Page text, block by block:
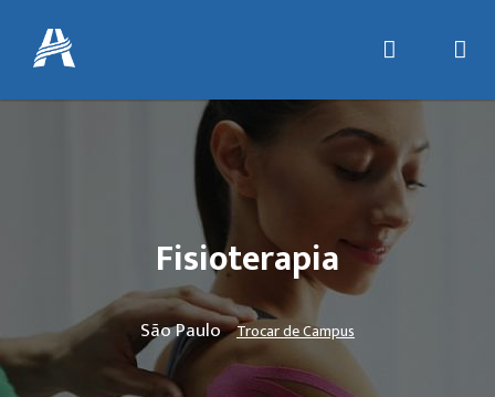
Fisioterapia
São Paulo Trocar de Campus